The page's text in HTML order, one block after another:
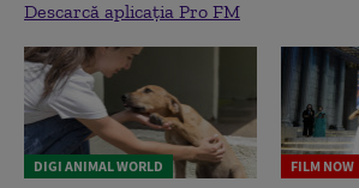
Descarcă aplicația Pro FM
DIGI ANIMAL WORLD FILM NOW